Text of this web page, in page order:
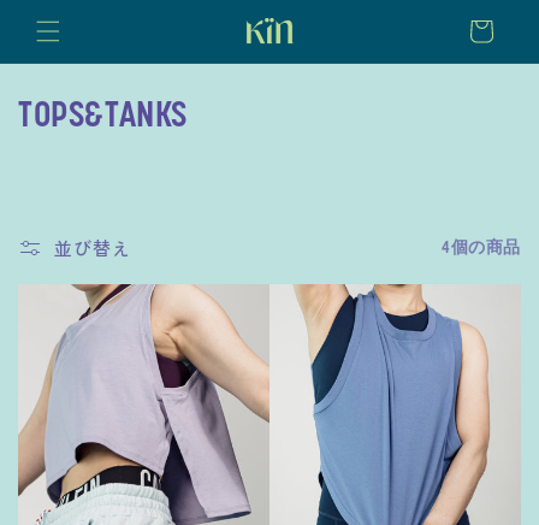
ンツに
進む
ー
ト
コ
シ
ン
TOPS&TANKS
並び替え 4個の商品